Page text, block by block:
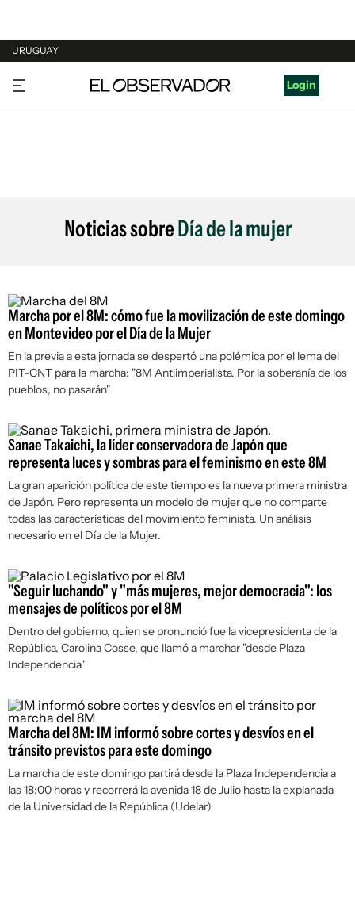
URUGUAY
URUGUAY
ARGENTINA
Login
Noticias sobreDía de la mujer
Marcha por el 8M: cómo fue la movilización de este domingo
en Montevideo por el Día de la Mujer
En la previa a esta jornada se despertó una polémica por el lema del
PIT-CNT para la marcha: "8M Antiimperialista. Por la soberanía de los
pueblos, no pasarán"
Sanae Takaichi, la líder conservadora de Japón que
representa luces y sombras para el feminismo en este 8M
La gran aparición política de este tiempo es la nueva primera ministra
de Japón. Pero representa un modelo de mujer que no comparte
todas las características del movimiento feminista. Un análisis
necesario en el Día de la Mujer.
"Seguir luchando" y "más mujeres, mejor democracia": los
mensajes de políticos por el 8M
Dentro del gobierno, quien se pronunció fue la vicepresidenta de la
República, Carolina Cosse, que llamó a marchar "desde Plaza
Independencia"
Marcha del 8M: IM informó sobre cortes y desvíos en el
tránsito previstos para este domingo
La marcha de este domingo partirá desde la Plaza Independencia a
las 18:00 horas y recorrerá la avenida 18 de Julio hasta la explanada
de la Universidad de la República (Udelar)